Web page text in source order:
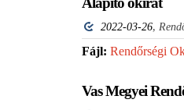
2022-03-26,
Fájl: Rendőrségi
Vas Megyei